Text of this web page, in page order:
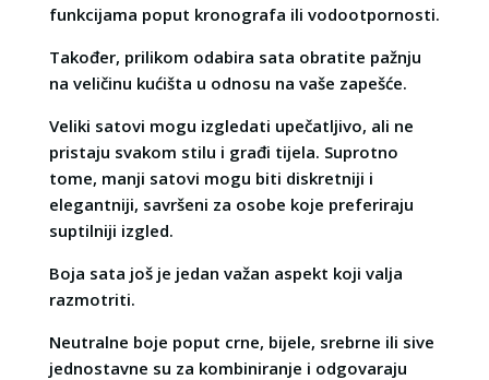
funkcijama poput kronografa ili vodootpornosti.
Također, prilikom odabira sata obratite pažnju
na veličinu kućišta u odnosu na vaše zapešće.
Veliki satovi mogu izgledati upečatljivo, ali ne
pristaju svakom stilu i građi tijela. Suprotno
tome, manji satovi mogu biti diskretniji i
elegantniji, savršeni za osobe koje preferiraju
suptilniji izgled.
Boja sata još je jedan važan aspekt koji valja
razmotriti.
Neutralne boje poput crne, bijele, srebrne ili sive
jednostavne su za kombiniranje i odgovaraju